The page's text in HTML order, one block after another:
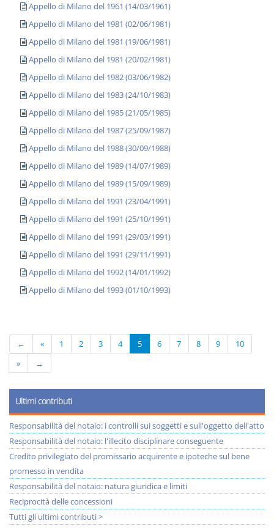
Appello di Milano del 1961 (14/03/1961)
Appello di Milano del 1981 (02/06/1981)
Appello di Milano del 1981 (19/06/1981)
Appello di Milano del 1981 (20/02/1981)
Appello di Milano del 1982 (03/06/1982)
Appello di Milano del 1983 (24/10/1983)
Appello di Milano del 1985 (21/05/1985)
Appello di Milano del 1987 (25/09/1987)
Appello di Milano del 1988 (30/09/1988)
Appello di Milano del 1989 (14/07/1989)
Appello di Milano del 1989 (15/09/1989)
Appello di Milano del 1991 (23/04/1991)
Appello di Milano del 1991 (25/10/1991)
Appello di Milano del 1991 (29/03/1991)
Appello di Milano del 1991 (29/11/1991)
Appello di Milano del 1992 (14/01/1992)
Appello di Milano del 1993 (01/10/1993)
← « 1 2 3 4 5 6 7 8 9
10
»
→
Ultimi contributi
Responsabilità del notaio: i controlli sui soggetti e sull'oggetto dell'atto
Responsabilità del notaio: l'illecito disciplinare conseguente
Credito privilegiato del promissario acquirente e ipoteche sul bene
promesso in vendita
Responsabilità del notaio: natura giuridica e limiti
Reciprocità delle concessioni
Tutti gli ultimi contributi >